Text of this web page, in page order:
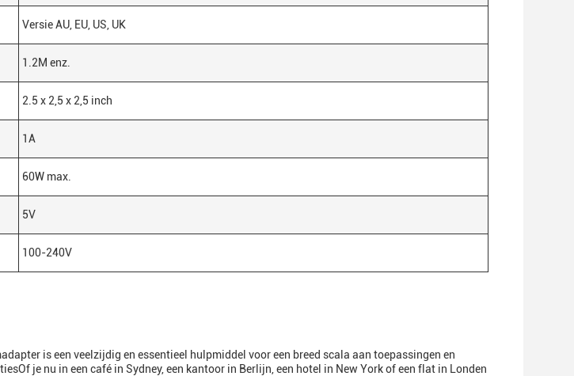
Versie AU, EU, US, UK
1.2M enz.
2.5 x 2,5 x 2,5 inch
1A
60W max.
5V
100-240V
is een veelzijdig en essentieel hulpmiddel voor een breed scala aan toepassingen en
je nu in een café in Sydney, een kantoor in Berlijn, een hotel in New York of een flat in Londen